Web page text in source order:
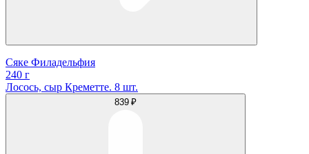
Сяке Филадельфия
240 г
Лосось, сыр Креметте. 8 шт.
839 ₽